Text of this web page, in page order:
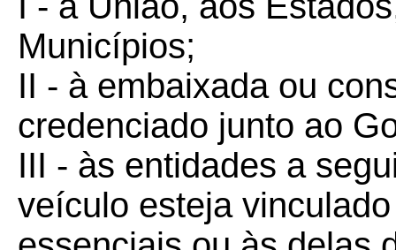
Municípios;
II - à embaixada ou
credenciado junto ao
III - às entidades a
veículo esteja